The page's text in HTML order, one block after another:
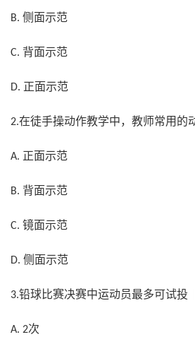
B. 侧面示范
C. 背面示范
D. 正面示范
2.在徒手操动作教学中，教师常用的
A. 正面示范
B. 背面示范
C. 镜面示范
D. 侧面示范
3.铅球比赛决赛中运动员最多可试投
A. 2次